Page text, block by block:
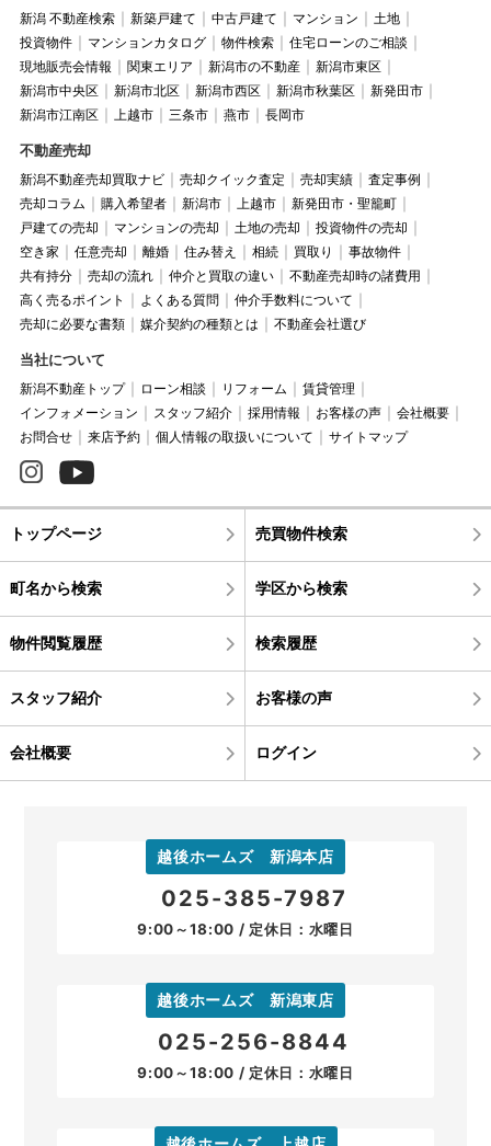
新潟 不動産検索 新築戸建て 中古戸建て マンション
土地
投資物件
マンションカタログ 物件検索
住宅ローンのご相談
現地販売会情報
関東エリア 新潟市の不動産
新潟市東区
新潟市中央区
新潟市北区 新潟市西区 新潟市秋葉区
新発田市
新潟市江南区
上越市 三条市 燕市 長岡市
不動産売却
新潟不動産売却買取ナビ 売却クイック査定 売却実績
査定事例
売却コラム
購入希望者 新潟市 上越市
新発田市・聖籠町
戸建ての売却
マンションの売却 土地の売却
投資物件の売却
空き家
任意売却 離婚 住み替え 相続 買取り
事故物件
共有持分
売却の流れ 仲介と買取の違い
不動産売却時の諸費用
高く売るポイント
よくある質問
仲介手数料について
売却に必要な書類
媒介契約の種類とは 不動産会社選び
当社について
新潟不動産トップ ローン相談 リフォーム
賃貸管理
インフォメーション
スタッフ紹介 採用情報 お客様の声
会社概要
お問合せ
来店予約 個人情報の取扱いについて サイトマップ
トップページ 売買物件検索
町名から検索 学区から検索
物件閲覧履歴 検索履歴
スタッフ紹介 お客様の声
会社概要 ログイン
越後ホームズ 新潟本店
025-385-7987
9:00～18:00 / 定休日：水曜日
越後ホームズ 新潟東店
025-256-8844
9:00～18:00 / 定休日：水曜日